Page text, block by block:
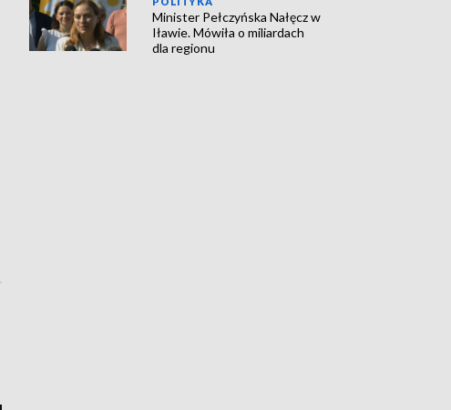
Minister Pełczyńska Nałęcz w
Iławie. Mówiła o miliardach
dla regionu